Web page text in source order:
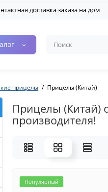
доставка заказа на дом
прицелы Прицелы (Китай)
Прицелы (Китай)
производителя!
Популярный